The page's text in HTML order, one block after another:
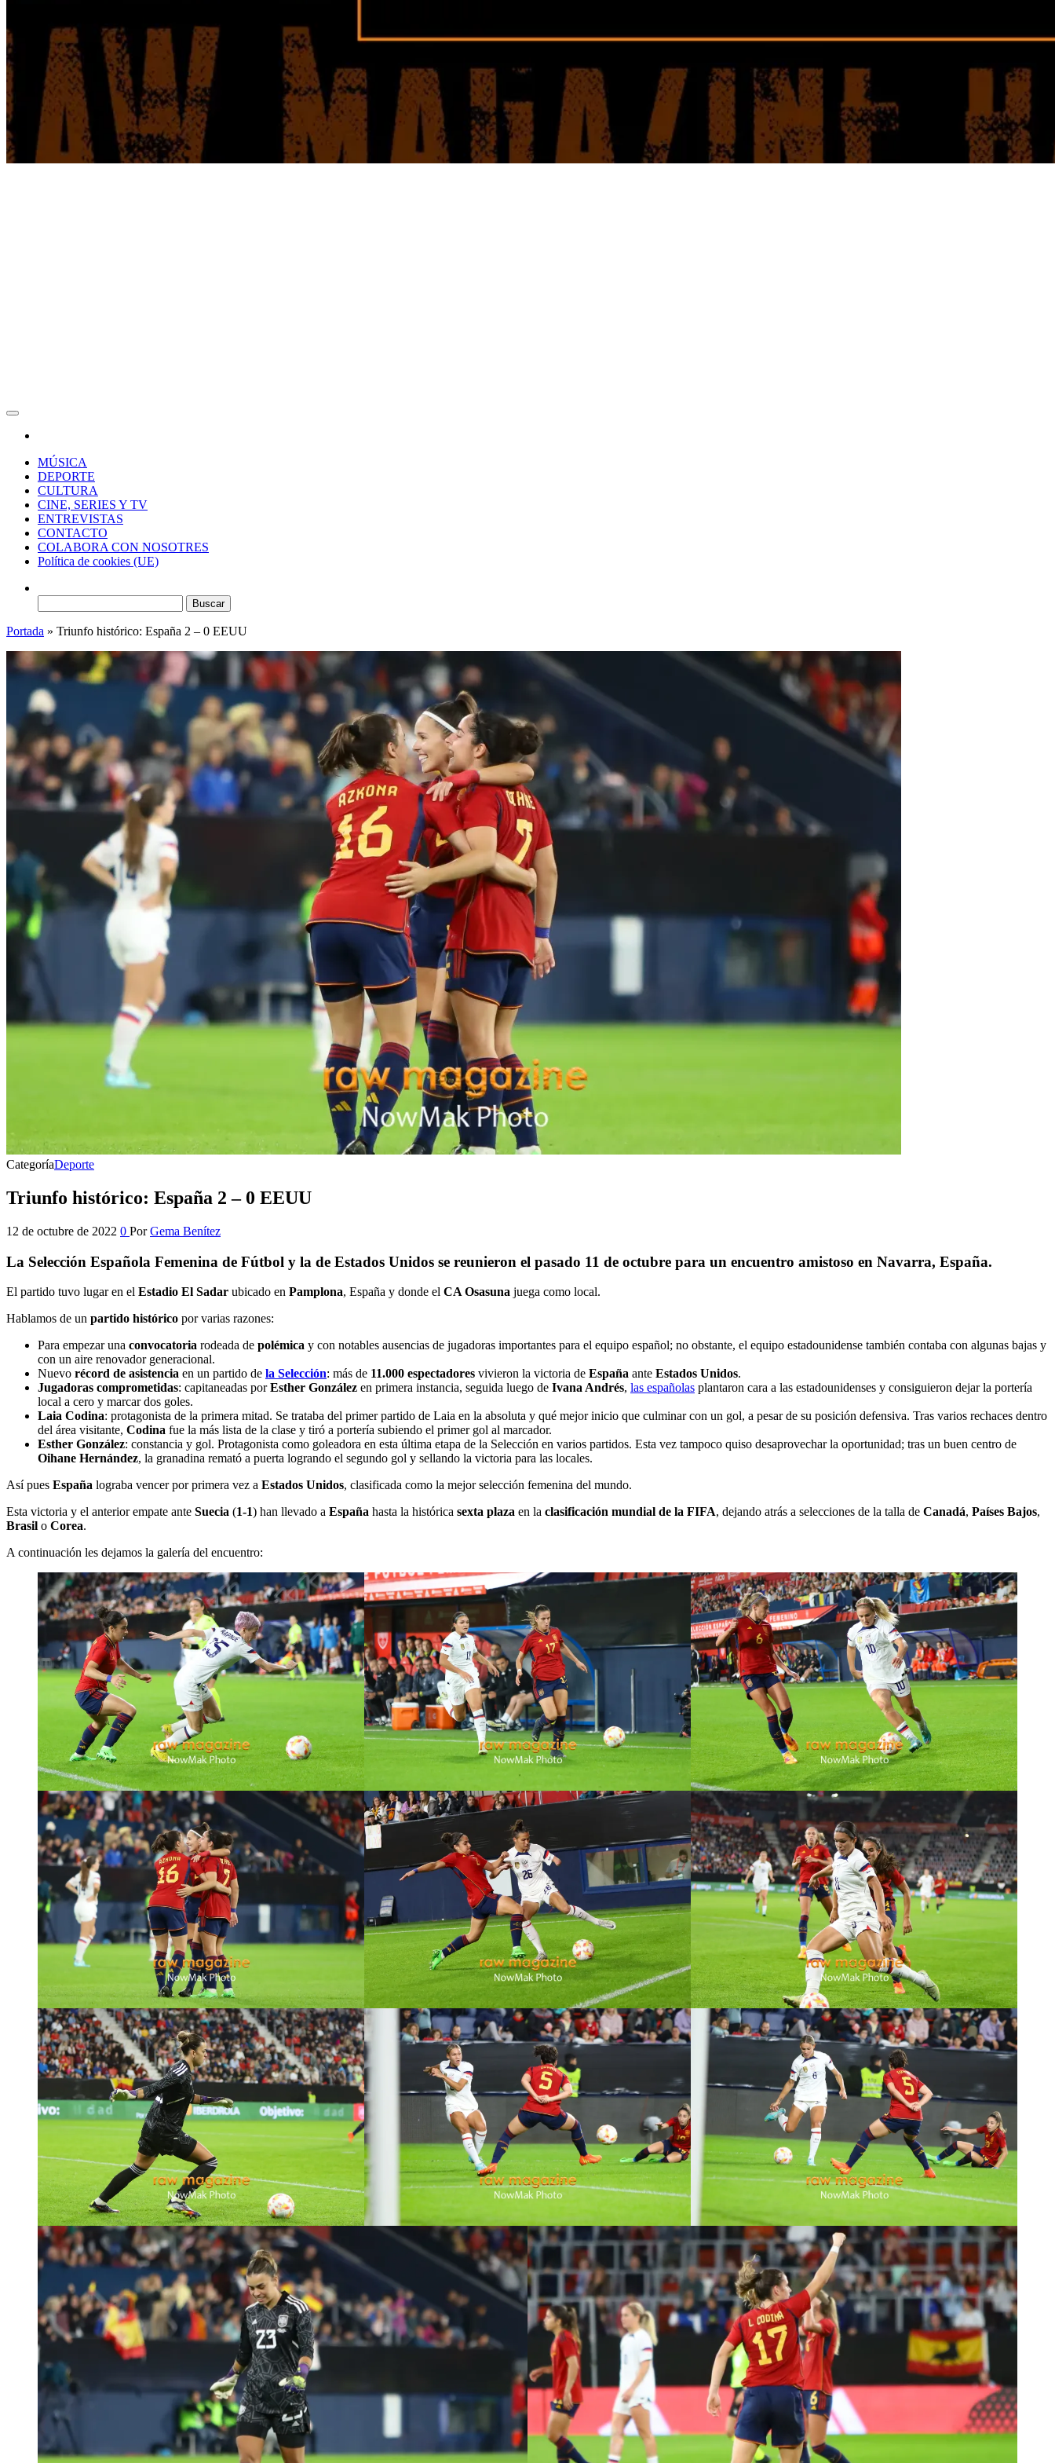
MÚSICA
DEPORTE
CULTURA
CINE, SERIES Y TV
ENTREVISTAS
CONTACTO
COLABORA CON NOSOTRES
Política de cookies (UE)
Portada » Triunfo histórico: España 2 – 0 EEUU
CategoríaDeporte
Triunfo histórico: España 2 – 0 EEUU
12 de octubre de 2022 0 Por Gema Benítez
La Selección Española Femenina de Fútbol y la de Estados Unidos se reunieron el pasado 11 de octubre para un encuentro amistoso en Navarra, España.
El partido tuvo lugar en el Estadio El Sadar ubicado en Pamplona, España y donde el CA Osasuna juega como local.
Hablamos de un partido histórico por varias razones:
Para empezar una convocatoria rodeada de polémica y con notables ausencias de jugadoras importantes para el equipo español; no obstante, el equipo estadounidense también contaba con algunas bajas y
con un aire renovador generacional.
Nuevo récord de asistencia en un partido de la Selección: más de 11.000 espectadores vivieron la victoria de España ante Estados Unidos.
Jugadoras comprometidas: capitaneadas porEsther González en primera instancia, seguida luego de Ivana Andrés, las españolas plantaron cara a las estadounidenses y consiguieron dejar la portería
local a cero y marcar dos goles.
Laia Codina: protagonista de la primera mitad. Se trataba del primer partido de Laia en la absoluta y qué mejor inicio que culminar con un gol, a pesar de su posición defensiva. Tras varios rechaces dentro
del área visitante, Codina fue la más lista de la clase y tiró a portería subiendo el primer gol al marcador.
Esther González: constancia y gol. Protagonista como goleadora en esta última etapa de la Selección en varios partidos. Esta vez tampoco quiso desaprovechar la oportunidad; tras un buen centro de
Oihane Hernández, la granadina remató a puerta logrando el segundo gol y sellando la victoria para las locales.
Así pues España lograba vencer por primera vez a Estados Unidos, clasificada como la mejor selección femenina del mundo.
Esta victoria y el anterior empate ante Suecia (1-1) han llevado a España hasta la histórica sexta plaza en la clasificación mundial de la FIFA, dejando atrás a selecciones de la talla de Canadá, Países Bajos,
Brasil o Corea.
A continuación les dejamos la galería del encuentro: